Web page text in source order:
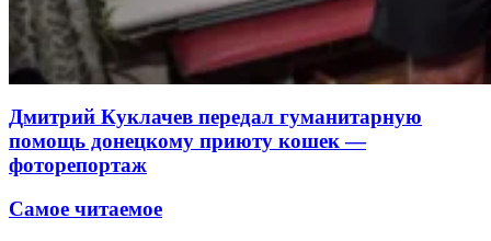
Дмитрий Куклачев передал гуманитарную
помощь донецкому приюту кошек —
фоторепортаж
Самое читаемое